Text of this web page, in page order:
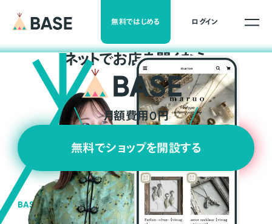
無料ではじめる ログイン
ネットでお店を開くなら
月額費用0円
無料でショップを開設する
BASEの強み